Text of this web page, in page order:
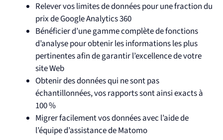
Relever vos limites de données pour une fraction du
prix de Google Analytics 360
Bénéficier d’une gamme complète de fonctions
d’analyse pour obtenir les informations les plus
pertinentes afin de garantir l’excellence de votre
site Web
Obtenir des données qui ne sont pas
échantillonnées, vos rapports sont ainsi exacts à
100 %
Migrer facilement vos données avec l’aide de
l’équipe d’assistance de Matomo